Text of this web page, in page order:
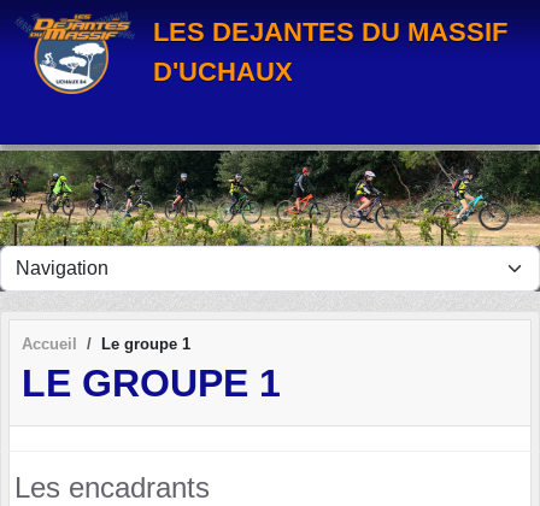
LES DEJANTES DU MASSIF
D'UCHAUX
Accueil Le groupe 1
LE GROUPE 1
Les encadrants
Panneau de gestion des cookies